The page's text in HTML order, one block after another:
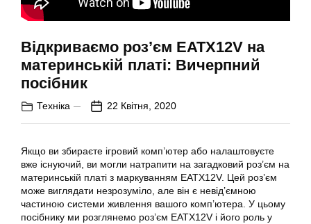
Відкриваємо роз’єм EATX12V на
материнській платі: Вичерпний
посібник
Техніка 22 Квітня, 2020
Якщо ви збираєте ігровий комп’ютер або налаштовуєте
вже існуючий, ви могли натрапити на загадковий роз’єм на
материнській платі з маркуванням EATX12V. Цей роз’єм
може виглядати незрозуміло, але він є невід’ємною
частиною системи живлення вашого комп’ютера. У цьому
посібнику ми розглянемо роз’єм EATX12V і його роль у